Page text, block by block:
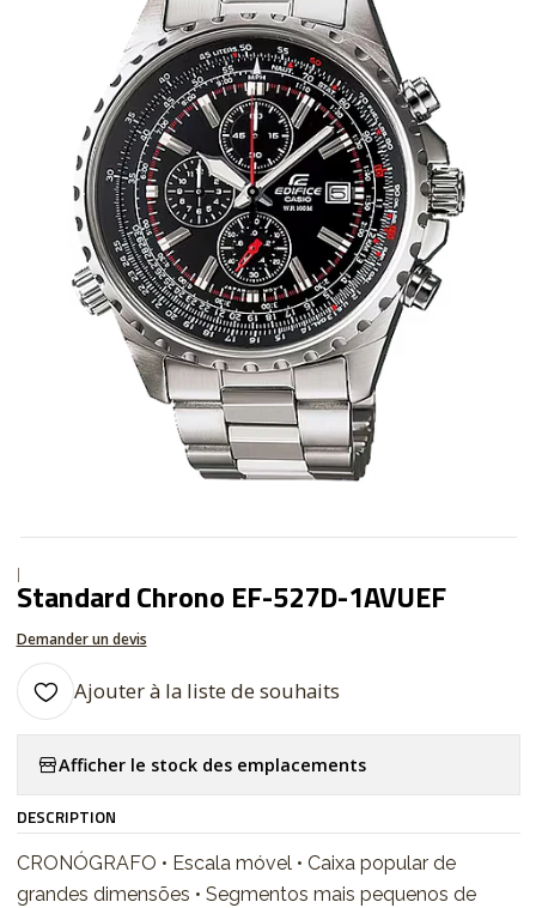
|
Standard Chrono EF-527D-1AVUEF
Demander un devis
Ajouter à la liste de souhaits
Afficher le stock des emplacements
DESCRIPTION
CRONÓGRAFO • Escala móvel • Caixa popular de
grandes dimensões • Segmentos mais pequenos de